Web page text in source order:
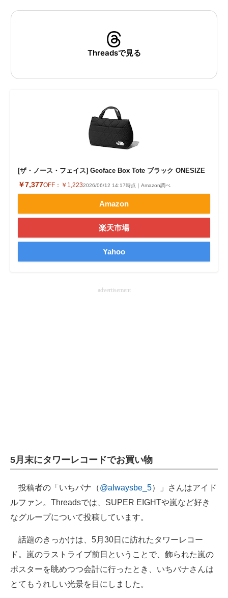
経営リーダーのコミュニティ
マーケ×ITの今がよく分かる
企業向けIT製品の総合サイト
製造業のIT導入・活用を支援
モノづくり技術者専門サイト
エレクトロニクス専門サイト
Threadsで見る
[ザ・ノース・フェイス] Geoface Box Tote ブラック ONESIZE
￥7,377OFF： ￥1,2232026/06/12 14:17時点｜Amazon調べ
Amazon
楽天市場
Yahoo
advertisement
5月末にタワーレコードでお買い物
投稿者の「いちバナ（@alwaysbe_5）」さんはアイド
ルファン。Threadsでは、SUPER EIGHTや嵐など好き
なグループについて投稿しています。
話題のきっかけは、5月30日に訪れたタワーレコー
ド。嵐のラストライブ前日ということで、飾られた嵐の
ポスターを眺めつつ会計に行ったとき、いちバナさんは
とてもうれしい光景を目にしました。